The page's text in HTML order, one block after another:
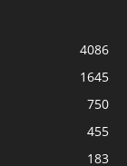
4086
1645
750
455
183